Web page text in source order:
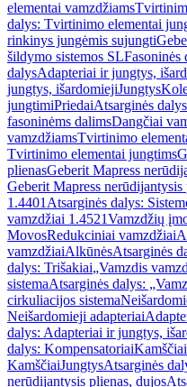
elementai vamzdžiams
dalys: Tvirtinimo elementai
rinkinys jungėmis sujungti
šildymo sistemos SLFasoninės
dalysAdapteriai ir jungtys,
jungtys, išardomiejiJungtys
jungtimiPriedaiAtsarginės
fasoninėms dalimsDangčiai
vamzdžiamsTvirtinimo
Tvirtinimo elementai jungtims
plienasGeberit Mapress
Geberit Mapress nerūdijantysis
1.4401 Atsarginės dalys:
vamzdžiai 1.4521Vamzdžių
MovosRedukciniai vamzdžiai
vamzdžiaiAlkūnėsAtsarginės
dalys: Trišakiai„Vamzdis
sistemaAtsarginės dalys:
cirkuliacijos sistema
Neišardomieji adapteriai
dalys: Adapteriai ir jungtys,
dalys: KompensatoriaiKamščiai
KamščiaiJungtysAtsarginės
nerūdijantysis plienas, dujos